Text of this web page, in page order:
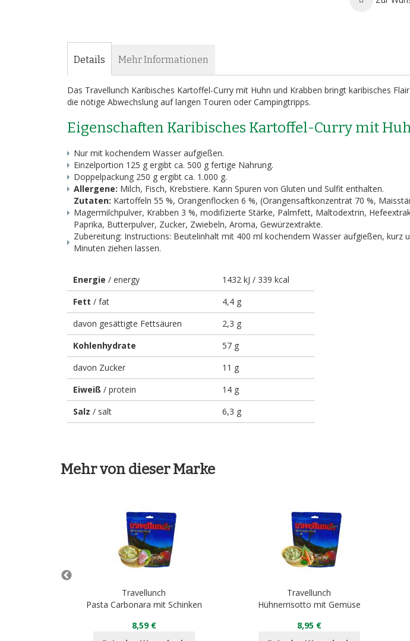
Details
Das Travellunch Karibisches Kartoffel-Curry mit Huhn und Krabben bringt karibisches
die nötige Abwechslung auf langen Touren oder Campingtripps.
Eigenschaften Karibisches Kartoffel-Curry mit
Nur mit kochendem Wasser aufgießen.
Einzelportion 125 g ergibt ca. 500 g fertige Nahrung.
Doppelpackung 250 g ergibt ca. 1.000 g.
Allergene: Milch, Fisch, Krebstiere. Kann Spuren von Gluten und Sulfit enthalten.
Zutaten: Kartoffeln 55 %, Orangenflocken 6 %, (Orangensaftkonzentrat 70 %,
Magermilchpulver, Krabben 3 %, modifizierte Stärke, Palmfett, Maltodextrin,
Paprika, Butterpulver, Zucker, Zwiebeln, Aroma, Gewürzextrakte.
Zubereitung: Instructions: Beutelinhalt mit 400 ml kochendem Wasser aufgießen, kurz
Minuten ziehen lassen.
Energie / energy
1432 kJ / 339 kcal
Fett / fat
4,4 g
davon gesättigte Fettsäuren
2,3 g
Kohlenhydrate
57 g
davon Zucker
11 g
Eiweiß / protein
14 g
Salz / salt 6,3 g
Mehr Informationen
Mehr von dieser Marke
Travellunch
Pasta Carbonara mit Schinken
8,59 €
Travellunch
Hühnerrisotto mit Gemüse
8,95 €